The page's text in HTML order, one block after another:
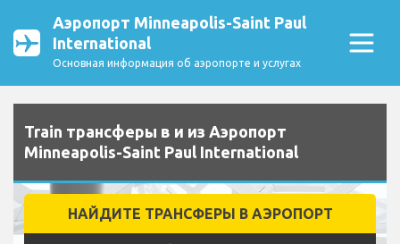
Аэропорт Minneapolis-Saint Paul
International
Основная информация об аэропорте и услугах
Train трансферы в и из Аэропорт
Minneapolis-Saint Paul International
НАЙДИТЕ ТРАНСФЕРЫ В АЭРОПОРТ